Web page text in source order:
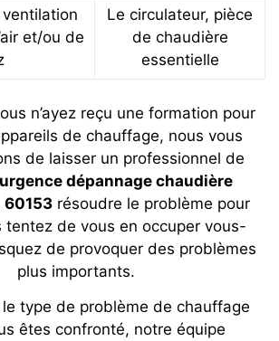
et/ou de
Le circulateur, pièce
de chaudière
essentielle
n’ayez reçu une formation pour
de chauffage, nous vous
de laisser un professionnel de
urgence dépannage chaudière
60153 résoudre le problème pour
tentez de vous en occuper vous-
de provoquer des problèmes
plus importants.
type de problème de chauffage
êtes confronté, notre équipe